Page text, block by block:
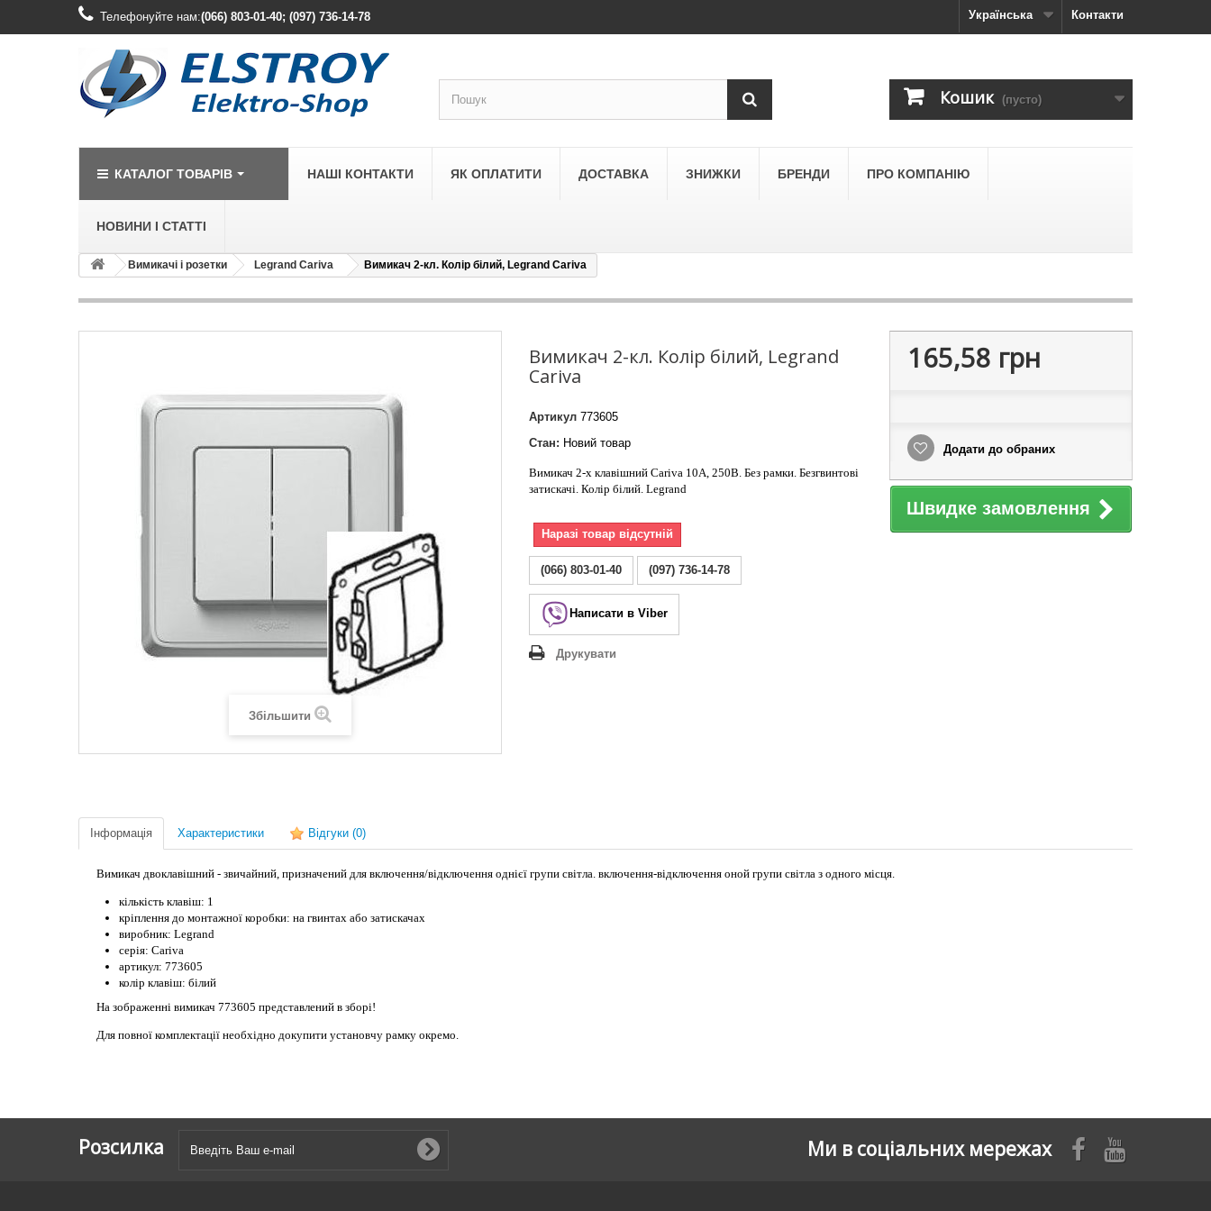
Контакти
Телефонуйте нам:(066) 803-01-40; (097) 736-14-78 Українська
Кошик (пусто)
КАТАЛОГ ТОВАРІВ
LEGRAND
Legrand Forix
Legrand SUNO
Legrand Valena Allure
LEGRAND
LEZARD
Lezard Deriy
НАШІ КОНТАКТИ ЯК ОПЛАТИТИ ДОСТАВКА ЗНИЖКИ БРЕНДИ ПРО КОМПАНІЮ
НОВИНИ І СТАТТІ
Вимикачі і розетки Legrand Cariva Вимикач 2-кл. Колір білий, Legrand Cariva
Збільшити
Вимикач 2-кл. Колір білий, Legrand
Cariva
Артикул 773605
Стан: Новий товар
Вимикач 2-х клавішний Cariva 10А, 250В. Без рамки. Безгвинтові
затискачі. Колір білий. Legrand
Наразі товар відсутній
(066) 803-01-40 (097) 736-14-78
Написати в Viber
Друкувати
165,58 грн
Додати до обраних
Швидке замовлення
Інформація Характеристики Відгуки (0)
Вимикач двоклавішний - звичайний, призначений для включення/відключення однієї групи світла. включення-відключення оной групи світла з одного місця.
кількість клавіш: 1
кріплення до монтажної коробки: на гвинтах або затискачах
виробник: Legrand
серія: Cariva
артикул: 773605
колір клавіш: білий
На зображенні вимикач 773605 представлений в зборі!
Для повної комплектації необхідно докупити установчу рамку окремо.
Розсилка Ми в соціальних мережах